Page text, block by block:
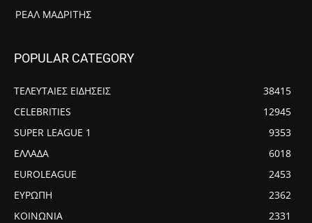
ΡΕΆΛ ΜΑΔΡΊΤΗΣ
POPULAR CATEGORY
ΤΕΛΕΥΤΑΙΕΣ ΕΙΔΗΣΕΙΣ
38415
CELEBRITIES
12945
SUPER LEAGUE 1
9353
ΕΛΛΑΔΑ
6018
EUROLEAGUE
2453
ΕΥΡΩΠΗ
2362
ΚΟΙΝΩΝΙΑ
2331